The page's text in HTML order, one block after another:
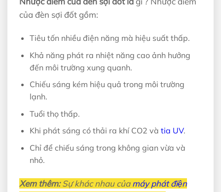
của đèn sợi đốt gồm:
Tiêu tốn nhiều điện năng mà hiệu suất thấp.
Khả năng phát ra nhiệt năng cao ảnh hưởng
đến môi trường xung quanh.
Chiếu sáng kém hiệu quả trong môi trường
lạnh.
Tuổi thọ thấp.
Khi phát sáng có thải ra khí CO2 và tia UV.
Chỉ để chiếu sáng trong không gian vừa và
nhỏ.
Xem thêm:Sự khác nhau củamáy phát điện